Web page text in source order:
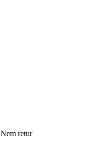
Nem retur